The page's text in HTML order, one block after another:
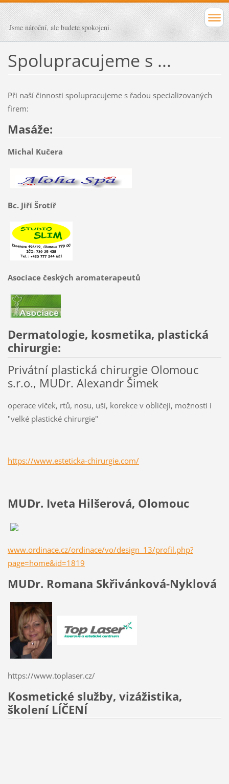
Jsme nároční, ale budete spokojeni.
Spolupracujeme s ...
Při naší činnosti spolupracujeme s řadou specializovaných
firem:
Masáže:
Michal Kučera
Bc. Jiří Šrotíř
Asociace českých aromaterapeutů
Dermatologie, kosmetika, plastická
chirurgie:
Privátní plastická chirurgie Olomouc
s.r.o., MUDr. Alexandr Šimek
operace víček, rtů, nosu, uší, korekce v obličeji, možnosti i
"velké plastické chirurgie"
https://www.esteticka-chirurgie.com/
MUDr. Iveta Hilšerová, Olomouc
www.ordinace.cz/ordinace/vo/design_13/profil.php?
page=home&id=1819
MUDr. Romana Skřivánková-Nyklová
https://www.toplaser.cz/
Kosmetické služby, vizážistika,
školení LÍČENÍ